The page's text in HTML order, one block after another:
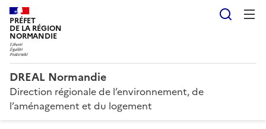
PRÉFET
DE LA RÉGION
NORMANDIE
DREAL Normandie
Direction régionale de l’environnement, de
l’aménagement et du logement